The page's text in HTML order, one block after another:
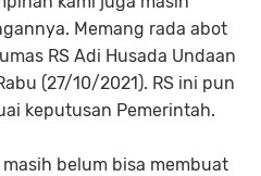
Memang rada abot
RS Adi Husada Undaan
(27/10/2021). RS ini pun
keputusan Pemerintah.
belum bisa membuat